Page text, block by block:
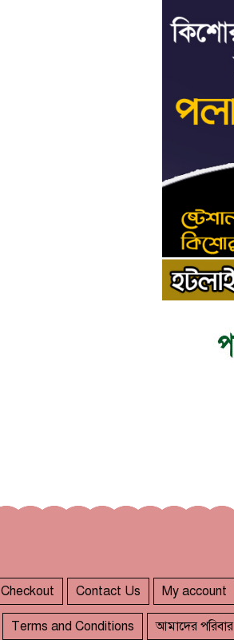
Checkout Contact Us My account
Terms and Conditions আমাদের পরিবার